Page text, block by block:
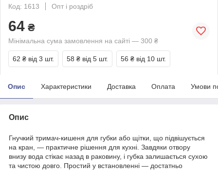
Код: 1613
Опт і роздріб
64 ₴
Мінімальна сума замовлення на сайті — 300 ₴
62 ₴ від 3 шт. 58 ₴ від 5 шт. 56 ₴ від 10 шт.
Опис Характеристики Доставка Оплата Умови
Опис
Гнучкий тримач‑кишеня для губки або щітки, що підвішується
на кран, — практичне рішення для кухні. Завдяки отвору
внизу вода стікає назад в раковину, і губка залишається сухою
та чистою довго. Простий у встановленні — достатньо